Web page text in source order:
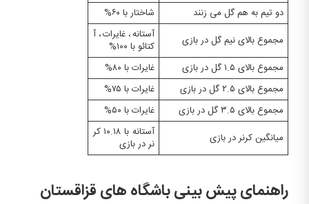
دو تیم به هم گل می زنند
شاختار با ۶۰%
مجموع بالای نیم گل در بازی
آستانه، غایرات، آ
کتائو با ۱۰۰%
مجموع بالای ۱.۵ گل در بازی
غایرات با ۸۰%
مجموع بالای ۲.۵ گل در بازی
غایرات با ۷۵%
مجموع بالای ۳.۵ گل در بازی
غایرات با ۵۰%
میانگین کرنر در بازی
آستانه با ۱۰.۱۸ کر
نر در بازی
راهنمای پیش بینی باشگاه های قزاقستان